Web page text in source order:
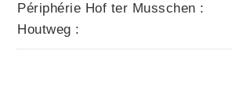
Périphérie Hof ter Musschen :
Houtweg :